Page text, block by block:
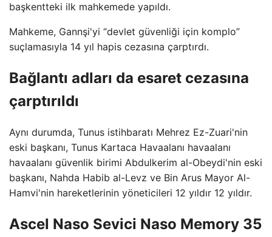
başkentteki ilk mahkemede yapıldı.
Mahkeme, Gannşi'yi “devlet güvenliği için komplo”
suçlamasıyla 14 yıl hapis cezasına çarptırdı.
Bağlantı adları da esaret cezasına
çarptırıldı
Aynı durumda, Tunus istihbaratı Mehrez Ez-Zuari'nin
eski başkanı, Tunus Kartaca Havaalanı havaalanı
havaalanı güvenlik birimi Abdulkerim al-Obeydi'nin eski
başkanı, Nahda Habib al-Levz ve Bin Arus Mayor Al-
Hamvi'nin hareketlerinin yöneticileri 12 yıldır 12 yıldır.
Ascel Naso Sevici Naso Memory 35